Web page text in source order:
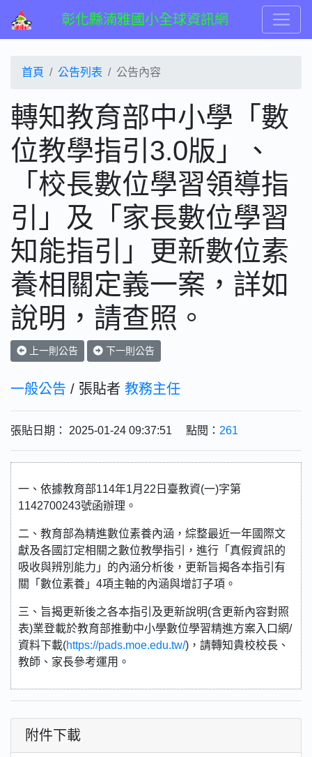
彰化縣湳雅國小全球資訊網
首頁 公告列表 公告內容
轉知教育部中小學「數
位教學指引3.0版」、
「校長數位學習領導指
引」及「家長數位學習
知能指引」更新數位素
養相關定義一案，詳如
說明，請查照。
上一則公告 下一則公告
一般公告 / 張貼者 教務主任
張貼日期： 2025-01-24 09:37:51 點閱： 261
一、依據教育部114年1月22日臺教資(一)字第
1142700243號函辦理。
二、教育部為精進數位素養內涵，綜整最近一年國際文
獻及各國訂定相關之數位教學指引，進行「真假資訊的
吸收與辨別能力」的內涵分析後，更新旨揭各本指引有
關「數位素養」4項主軸的內涵與增訂子項。
三、旨揭更新後之各本指引及更新說明(含更新內容對照
表)業登載於教育部推動中小學數位學習精進方案入口網/
資料下載(https://pads.moe.edu.tw/)，請轉知貴校校長、
教師、家長參考運用。
附件下載